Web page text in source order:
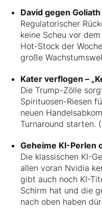
David gegen Goliath
Regulatorischer
keine Scheu vor
Hot-Stock der
große
Kater verflogen –
Die Trump-Zölle
Spirituosen-Riesen
neuen
Turnaround starten.
Geheime KI-Perlen
Die klassischen KI-
allen voran Nvidia
gibt auch noch KI-
Schirm hat und die
nach oben haben